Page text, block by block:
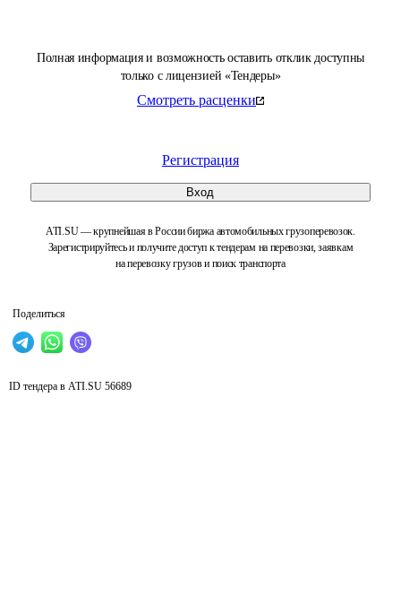
Полная информация и возможность оставить отклик доступны
только с лицензией «Тендеры»
Смотреть расценки
Регистрация
Вход
ATI.SU — крупнейшая в России биржа автомобильных грузоперевозок.
Зарегистрируйтесь и получите доступ к тендерам на перевозки, заявкам
на перевозку грузов и поиск транспорта
Поделиться
ID тендера в ATI.SU 56689